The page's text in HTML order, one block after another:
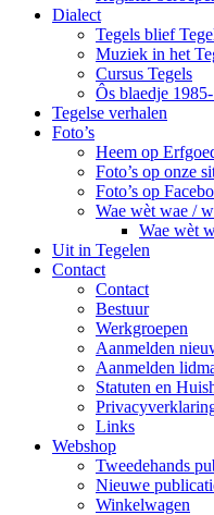
Dialect
Tegels blief
Muziek in het
Cursus Tegels
Ôs blaedje
Tegelse verhalen
Foto’s
Heem op
Foto’s op onze
Foto’s op
Wae wèt wae /
Wae wèt
Uit in Tegelen
Contact
Contact
Bestuur
Werkgroepen
Aanmelden
Aanmelden
Statuten en
Links
Webshop
Tweedehands
Nieuwe
Winkelwagen